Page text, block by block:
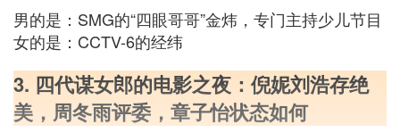
男的是：SMG的“四眼哥哥”金炜，专门主持少儿节目
女的是：CCTV-6的经纬
3. 四代谋女郎的电影之夜：倪妮刘浩存绝
美，周冬雨评委，章子怡状态如何